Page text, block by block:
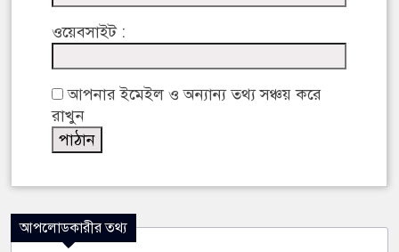
ওয়েবসাইট :
আপনার ইমেইল ও অন্যান্য তথ্য সঞ্চয় করে
রাখুন
আপলোডকারীর তথ্য